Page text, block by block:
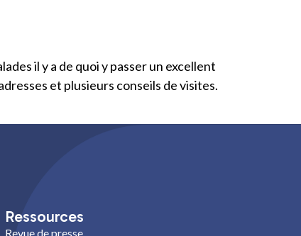
il y a de quoi y passer un excellent
et plusieurs conseils de visites.
Ressources
Revue de presse